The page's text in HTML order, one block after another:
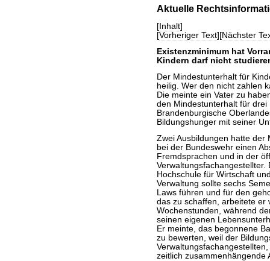
Aktuelle
[Inhalt]
[Vorheriger Text][Nächster
Existenzminimum hat
Kindern darf nicht
Der Mindestunterhalt für
heilig. Wer den nicht zahlen
Die meinte ein Vater zu
den Mindestunterhalt für
Brandenburgische
Bildungshunger mit seiner
Zwei Ausbildungen hatte der
bei der Bundeswehr einen
Fremdsprachen und in der
Hochschule für Wirtschaft
Verwaltung sollte sechs
Laws führen und für den
das zu schaffen, arbeitete er
Wochenstunden, während
seinen eigenen
Er meinte, das begonnene
zu bewerten, weil der
zeitlich zusammenhängende